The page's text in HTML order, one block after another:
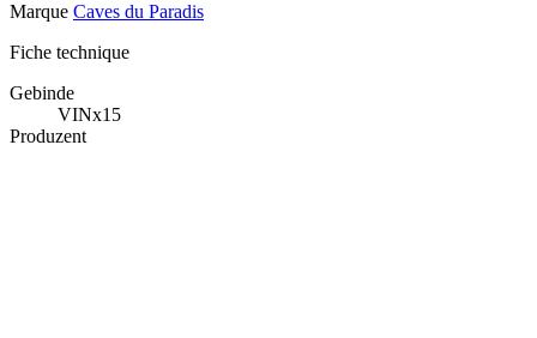
Marque Caves du Paradis
Fiche technique
Gebinde
VINx15
Produzent